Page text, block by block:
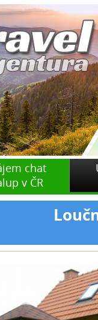
chat
v ČR